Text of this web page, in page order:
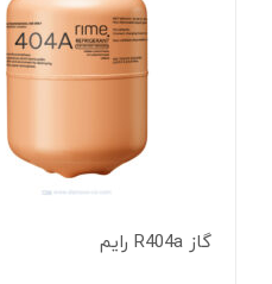
گاز R404a رایم